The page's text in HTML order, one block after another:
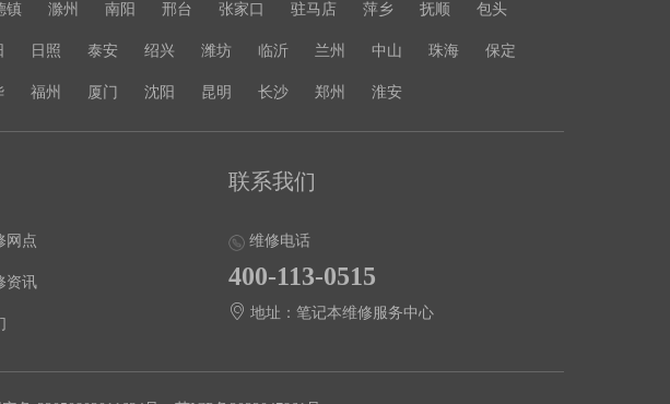
镇 滁州 南阳 邢台 张家口 驻马店 萍乡 抚顺 包头
日照 泰安 绍兴 潍坊 临沂 兰州 中山 珠海 保定
福州 厦门 沈阳 昆明 长沙 郑州 淮安
网点
资讯
联系我们
维修电话
400-113-0515
地址：笔记本维修服务中心